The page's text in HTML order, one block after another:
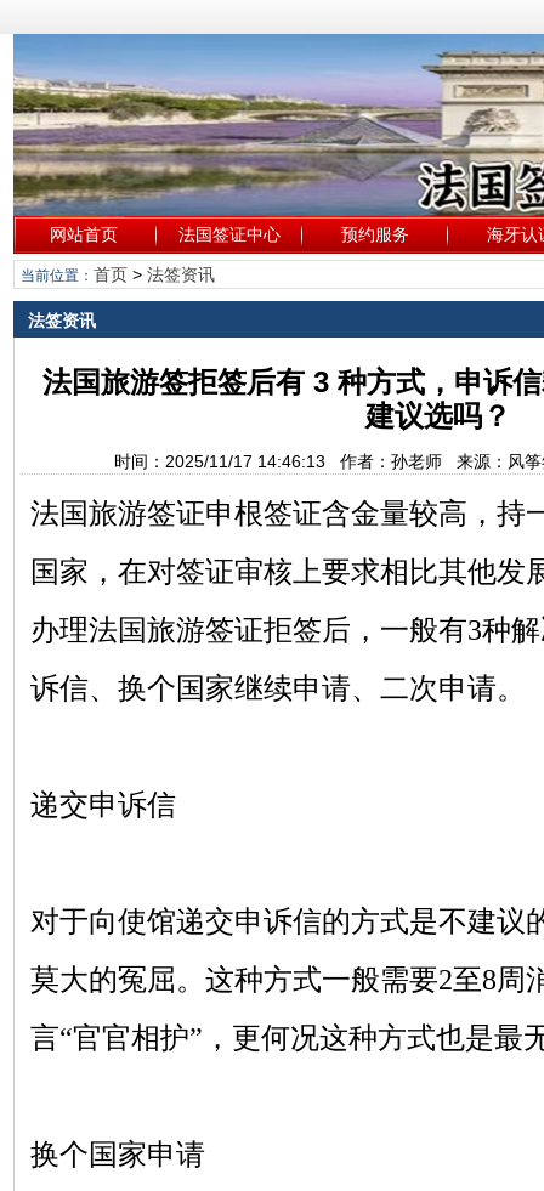
网站首页 法国签证中心 预约服务 海牙认
当前位置： 首页> 法签资讯
法签资讯
法国旅游签拒签后有 3 种方式，申诉
建议选吗？
时间：2025/11/17 14:46:13 作者：孙老师 来源：风
法国旅游签证申根签证含金量较高，持
国家，在对签证审核上要求相比其他发
办理法国旅游签证拒签后，一般有3种
诉信、换个国家继续申请、二次申请。
递交申诉信
对于向使馆递交申诉信的方式是不建议
莫大的冤屈。这种方式一般需要2至8周
言“官官相护”，更何况这种方式也是最
换个国家申请